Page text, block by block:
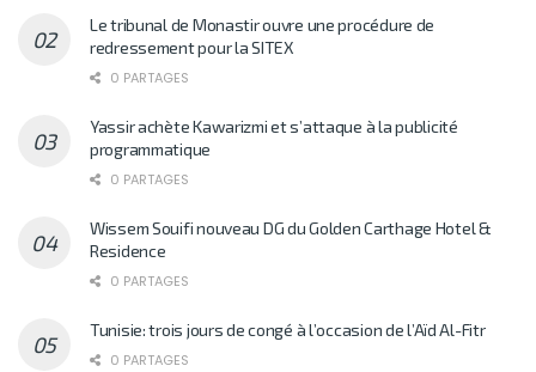
Le tribunal de Monastir ouvre une procédure de
redressement pour la SITEX
0 PARTAGES
Yassir achète Kawarizmi et s’attaque à la publicité
programmatique
0 PARTAGES
Wissem Souifi nouveau DG du Golden Carthage Hotel &
Residence
0 PARTAGES
Tunisie: trois jours de congé à l’occasion de l’Aïd Al-Fitr
0 PARTAGES